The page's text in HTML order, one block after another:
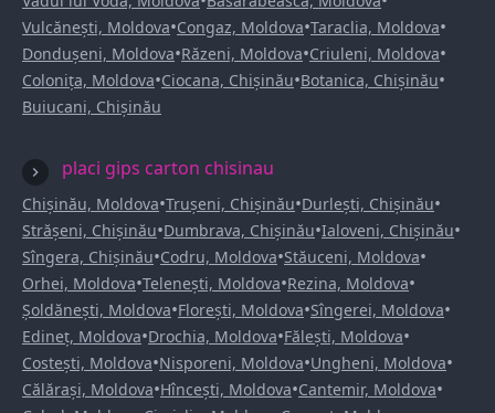
Vulcănești, Moldova•Congaz, Moldova•Taraclia, Moldova•
Dondușeni, Moldova•Răzeni, Moldova•Criuleni, Moldova•
Colonița, Moldova•Ciocana, Chișinău•Botanica, Chișinău•
Buiucani, Chișinău
placi gips carton chisinau
Chișinău, Moldova•Trușeni, Chișinău•Durlești, Chișinău•
Strășeni, Chișinău•Dumbrava, Chișinău•Ialoveni, Chișinău•
Sîngera, Chișinău•Codru, Moldova•Stăuceni, Moldova•
Orhei, Moldova•Telenești, Moldova•Rezina, Moldova•
Șoldănești, Moldova•Florești, Moldova•Sîngerei, Moldova•
Edineț, Moldova•Drochia, Moldova•Fălești, Moldova•
Costești, Moldova•Nisporeni, Moldova•Ungheni, Moldova•
Călărași, Moldova•Hîncești, Moldova•Cantemir, Moldova•